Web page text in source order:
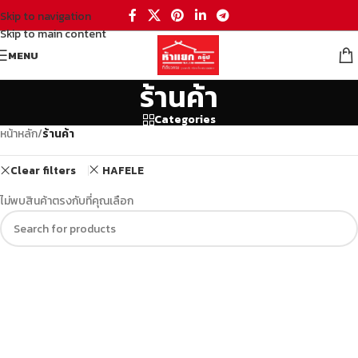
Skip to navigation
Skip to main content
MENU
ร้านค้า
Categories
หน้าหลัก/ร้านค้า
Clear filters HAFELE
ไม่พบสินค้าตรงกับที่คุณเลือก